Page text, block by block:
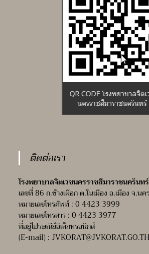
ติดต่อเรา
โรงพยาบาลจิตเวชนครราชสีมาราชนครินทร์
เลขที่ 86 ถ.ช้างเผือก ต.ในเมือง อ.เมือง จ.นค
หมายเลขโทรศัพท์ : 0 4423 3999
หมายเลขโทรสาร : 0 4423 3977
ที่อยู่ไปรษณีย์อิเล็กทรอนิกส์
(E-mail) : JVKORAT@JVKORAT.GO.TH